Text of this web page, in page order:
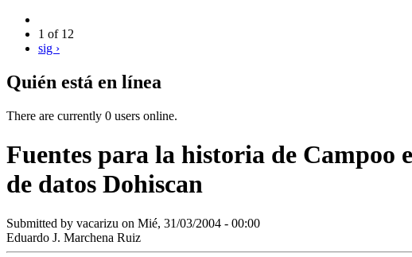
1 of 12
sig ›
Quién está en línea
There are currently 0 users online.
Fuentes para la historia de Campoo
de datos Dohiscan
Submitted by vacarizu on Mié, 31/03/2004 - 00:00
Eduardo J. Marchena Ruiz